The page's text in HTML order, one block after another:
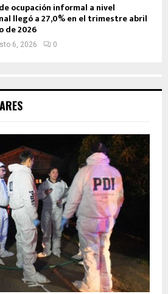
ocupación informal a nivel
llegó a 27,0% en el trimestre abril
de 2026
6, 2026 0